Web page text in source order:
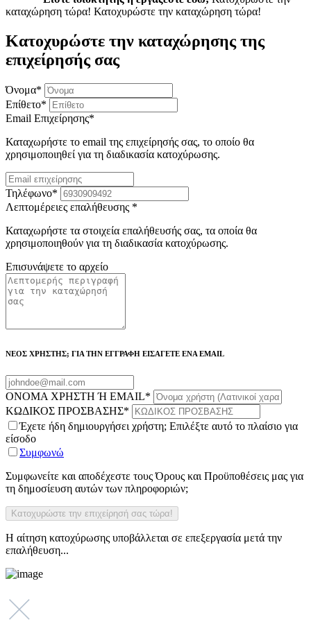
καταχώρηση τώρα! Κατοχυρώστε την καταχώρηση τώρα!
Κατοχυρώστε την καταχώρησης της
επιχείρησής σας
Όνομα*
Επίθετο*
Email Επιχείρησης*
Καταχωρήστε το email της επιχείρησής σας, το οποίο θα
χρησιμοποιηθεί για τη διαδικασία κατοχύρωσης.
Τηλέφωνο*
Λεπτομέρειες επαλήθευσης *
Καταχωρήστε τα στοιχεία επαλήθευσής σας, τα οποία θα
χρησιμοποιηθούν για τη διαδικασία κατοχύρωσης.
Επισυνάψετε το αρχείο
ΝΕΟΣ ΧΡΗΣΤΗΣ; ΓΙΑ ΤΗΝ ΕΓΓΡΑΦΗ ΕΙΣΑΓΕΤΕ ΕΝΑ EMAIL
ΟΝΟΜΑ ΧΡΗΣΤΗ Ή EMAIL*
ΚΩΔΙΚΟΣ ΠΡΟΣΒΑΣΗΣ*
Έχετε ήδη δημιουργήσει χρήστη; Επιλέξτε αυτό το πλαίσιο για
είσοδο
Συμφωνώ
Συμφωνείτε και αποδέχεστε τους Όρους και Προϋποθέσεις μας για
τη δημοσίευση αυτών των πληροφοριών;
Η αίτηση κατοχύρωσης υποβάλλεται σε επεξεργασία μετά την
επαλήθευση...